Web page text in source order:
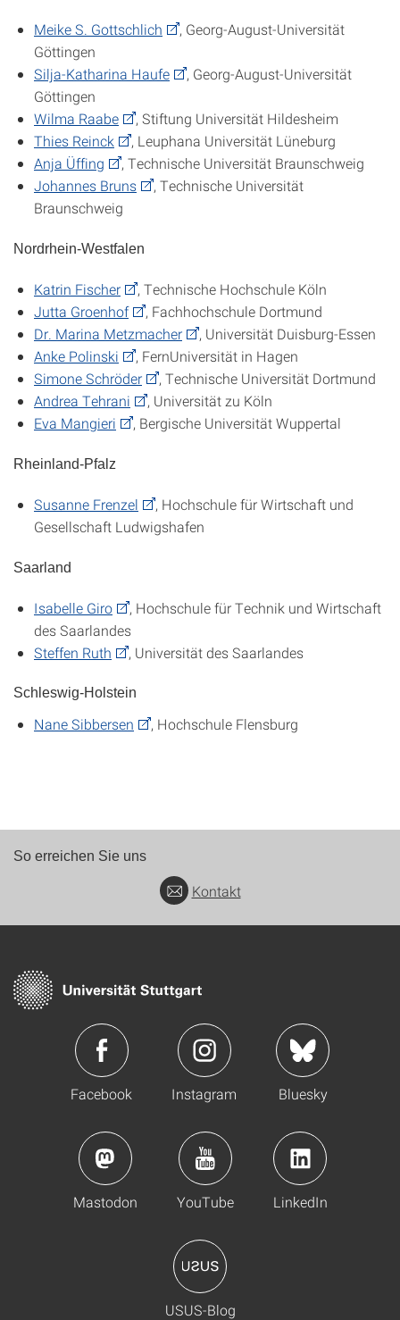
Meike S. Gottschlich
, Georg-August-Universität
Göttingen
Silja-Katharina Haufe
, Georg-August-Universität
Göttingen
Wilma Raabe
, Stiftung Universität Hildesheim
Thies Reinck
, Leuphana Universität Lüneburg
Anja Üffing
, Technische Universität Braunschweig
Johannes Bruns
, Technische Universität
Braunschweig
Nordrhein-Westfalen
Katrin Fischer
, Technische Hochschule Köln
Jutta Groenhof
, Fachhochschule Dortmund
Dr. Marina Metzmacher
, Universität Duisburg-Essen
Anke Polinski
, FernUniversität in Hagen
Simone Schröder
, Technische Universität Dortmund
Andrea Tehrani
, Universität zu Köln
Eva Mangieri
, Bergische Universität Wuppertal
Rheinland-Pfalz
Susanne Frenzel
, Hochschule für Wirtschaft und
Gesellschaft Ludwigshafen
Saarland
Isabelle Giro
, Hochschule für Technik und Wirtschaft
des Saarlandes
Steffen Ruth
, Universität des Saarlandes
Schleswig-Holstein
Nane Sibbersen , Hochschule Flensburg
So erreichen Sie uns
Kontakt
Facebook Instagram Bluesky
Mastodon YouTube LinkedIn
USUS-Blog